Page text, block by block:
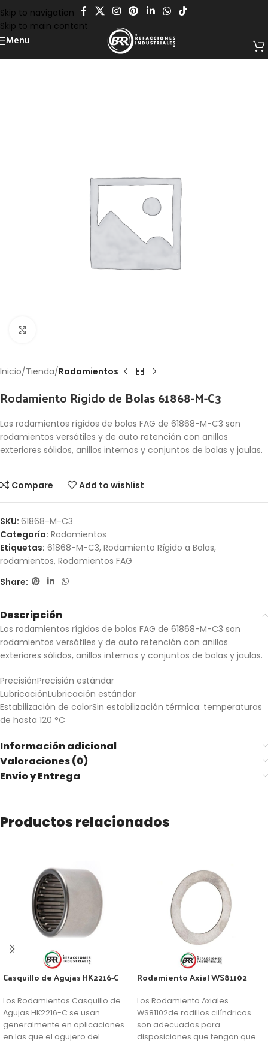
Skip to navigation
Skip to main content
Menu
Inicio Tienda Rodamientos
Rodamiento Rígido de Bolas 61868-M-C3
Los rodamientos rígidos de bolas FAG de 61868-M-C3 son
rodamientos versátiles y de auto retención con anillos
exteriores sólidos, anillos internos y conjuntos de bolas y jaulas.
Compare Add to wishlist
SKU: 61868-M-C3
Categoría: Rodamientos
Etiquetas: 61868-M-C3, Rodamiento Rígido a Bolas,
rodamientos, Rodamientos FAG
Share:
Descripción
Los rodamientos rígidos de bolas FAG de 61868-M-C3 son
rodamientos versátiles y de auto retención con anillos
exteriores sólidos, anillos internos y conjuntos de bolas y jaulas.
PrecisiónPrecisión estándar
LubricaciónLubricación estándar
Estabilización de calorSin estabilización térmica: temperaturas
de hasta 120 °C
Información adicional
Valoraciones (0)
Envío y Entrega
Productos relacionados
Casquillo de Agujas HK2216-C
Los Rodamientos Casquillo de
Agujas HK2216-C se usan
generalmente en aplicaciones
en las que el agujero del
Rodamiento Axial WS81102
Los Rodamiento Axiales
WS81102de rodillos cilíndricos
son adecuados para
disposiciones que tengan que